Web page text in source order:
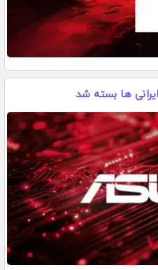
ها بسته شد